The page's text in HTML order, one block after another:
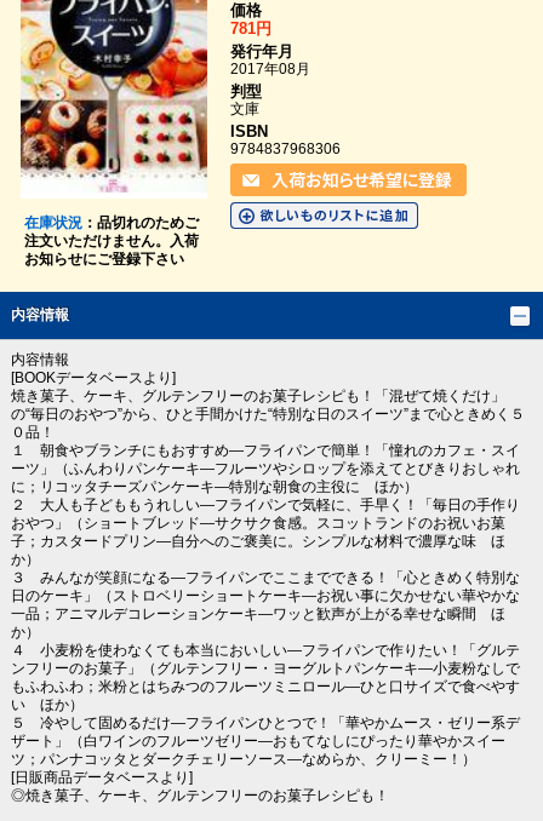
在庫状況：品切れのためご
注文いただけません。入荷
お知らせにご登録下さい
価格
781円
発行年月
2017年08月
判型
文庫
ISBN
9784837968306
内容情報
内容情報
[BOOKデータベースより]
焼き菓子、ケーキ、グルテンフリーのお菓子レシピも！「混ぜて焼くだけ」
の“毎日のおやつ”から、ひと手間かけた“特別な日のスイーツ”まで心ときめく５
０品！
１ 朝食やブランチにもおすすめ―フライパンで簡単！「憧れのカフェ・スイ
ーツ」（ふんわりパンケーキ―フルーツやシロップを添えてとびきりおしゃれ
に；リコッタチーズパンケーキ―特別な朝食の主役に ほか）
２ 大人も子どももうれしい―フライパンで気軽に、手早く！「毎日の手作り
おやつ」（ショートブレッド―サクサク食感。スコットランドのお祝いお菓
子；カスタードプリン―自分へのご褒美に。シンプルな材料で濃厚な味 ほ
か）
３ みんなが笑顔になる―フライパンでここまでできる！「心ときめく特別な
日のケーキ」（ストロベリーショートケーキ―お祝い事に欠かせない華やかな
一品；アニマルデコレーションケーキ―ワッと歓声が上がる幸せな瞬間 ほ
か）
４ 小麦粉を使わなくても本当においしい―フライパンで作りたい！「グルテ
ンフリーのお菓子」（グルテンフリー・ヨーグルトパンケーキ―小麦粉なしで
もふわふわ；米粉とはちみつのフルーツミニロール―ひと口サイズで食べやす
い ほか）
５ 冷やして固めるだけ―フライパンひとつで！「華やかムース・ゼリー系デ
ザート」（白ワインのフルーツゼリー―おもてなしにぴったり華やかスイー
ツ；パンナコッタとダークチェリーソース―なめらか、クリーミー！）
[日販商品データベースより]
◎焼き菓子、ケーキ、グルテンフリーのお菓子レシピも！